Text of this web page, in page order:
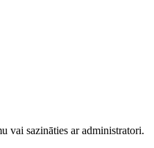
vai sazināties ar administratori.